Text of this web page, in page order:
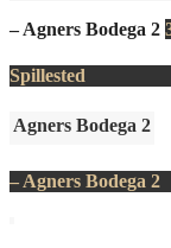
– Agners Bodega 2
Spillested
Agners Bodega 2
– Agners Bodega 2